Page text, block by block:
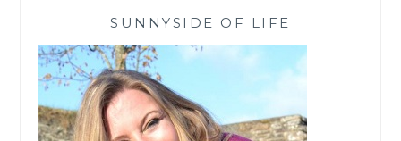
SUNNYSIDE OF LIFE